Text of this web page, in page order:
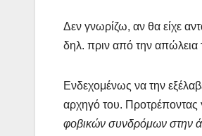
Δεν γνωρίζω, αν θα είχε
δηλ. πριν από την απώλεια
Ενδεχομένως να την
αρχηγό του. Προτρέποντας
φοβικών συνδρόμων στην